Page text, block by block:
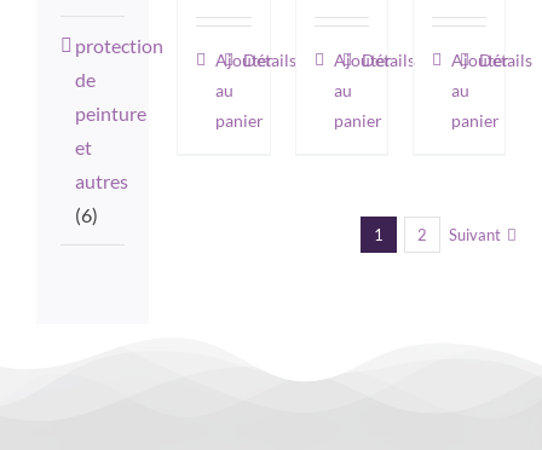
produit
Ajouter
au
panier
Détails
Ajouter
au
panier
Détails
Ajouter
au
panier
Détails
1 2 Suivant
protection
de
peinture
et
autres
(6)